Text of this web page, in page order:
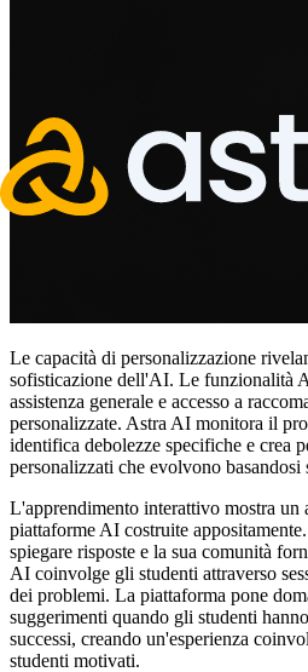
Le capacità di personalizzazione
sofisticazione dell'AI. Le funzionalità
assistenza generale e accesso a
personalizzate. Astra AI monitora il
identifica debolezze specifiche e crea
personalizzati che evolvono basandosi
L'apprendimento interattivo mostra un
piattaforme AI costruite
spiegare risposte e la sua comunità
AI coinvolge gli studenti attraverso
dei problemi. La piattaforma pone
suggerimenti quando gli studenti
successi, creando un'esperienza
studenti motivati.